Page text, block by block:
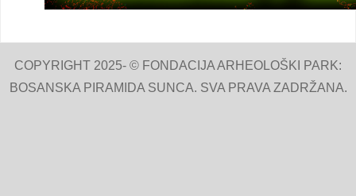
COPYRIGHT 2025- © FONDACIJA ARHEOLOŠKI PARK:
BOSANSKA PIRAMIDA SUNCA. SVA PRAVA ZADRŽANA.